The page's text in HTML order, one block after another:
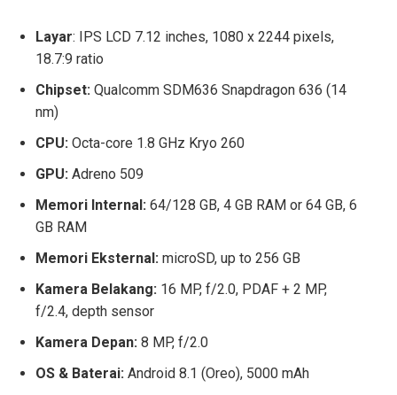
Layar: IPS LCD 7.12 inches, 1080 x 2244 pixels,
18.7:9 ratio
Chipset: Qualcomm SDM636 Snapdragon 636 (14
nm)
CPU: Octa-core 1.8 GHz Kryo 260
GPU: Adreno 509
Memori Internal: 64/128 GB, 4 GB RAM or 64 GB, 6
GB RAM
Memori Eksternal: microSD, up to 256 GB
Kamera Belakang: 16 MP, f/2.0, PDAF + 2 MP,
f/2.4, depth sensor
Kamera Depan: 8 MP, f/2.0
OS & Baterai: Android 8.1 (Oreo), 5000 mAh